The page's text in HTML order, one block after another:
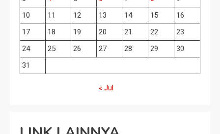
10
11 12 13 14 15
16
17
18 19 20 21 22
23
24
25 26 27 28 29
30
31
« Jul